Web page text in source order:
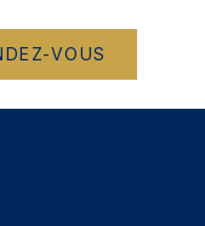
VOUS